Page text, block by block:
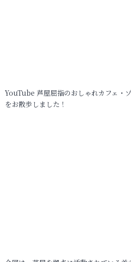
YouTube 芦屋屈指のおしゃれカフェ・
をお散歩しました！